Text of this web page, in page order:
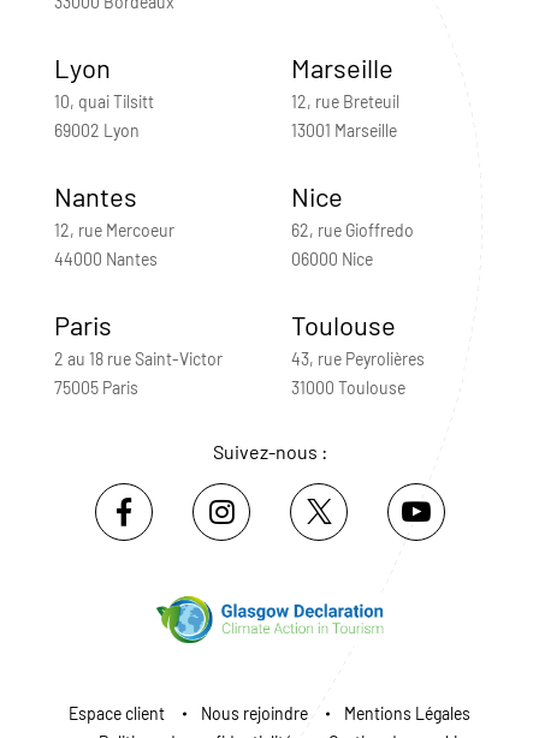
Lyon
10, quai Tilsitt
69002 Lyon
Marseille
12, rue Breteuil
13001 Marseille
Nantes
12, rue Mercoeur
44000 Nantes
Nice
62, rue Gioffredo
06000 Nice
Paris
2 au 18 rue Saint-Victor
75005 Paris
Toulouse
43, rue Peyrolières
31000 Toulouse
Suivez-nous :
Espace client Nous rejoindre
Mentions Légales